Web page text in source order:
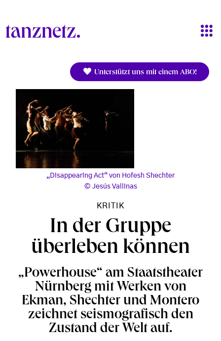
Unterstützt uns mit einem ABO!
„Disappearing Act“ von Hofesh Shechter
Jesús Vallinas
KRITIK
In der Gruppe
überleben können
„Powerhouse“ am Staatstheater
Nürnberg mit Werken von
Ekman, Shechter und Montero
zeichnet seismografisch den
Zustand der Welt auf.